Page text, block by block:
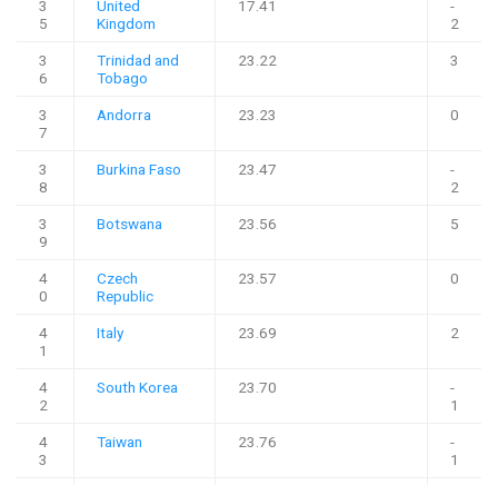
3
5
United
Kingdom
17.41
-
2
3
6
Trinidad and
Tobago
23.22 3
3
7
Andorra 23.23 0
3
8
Burkina Faso 23.47
-
2
3
9
Botswana 23.56 5
4
0
Czech
Republic
23.57 0
4
1
Italy 23.69 2
4
2
South Korea 23.70
-
1
4
3
Taiwan 23.76
-
1